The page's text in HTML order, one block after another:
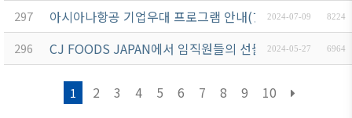
297 아시아나항공 기업우대 프로그램 안내(アシアナ航空
2024-07-09 8224
296 CJ FOODS JAPAN에서 임직원들의 선물용 캔김 세트 안
2024-05-27 6964
1 2 3 4 5 6 7 8 9 10